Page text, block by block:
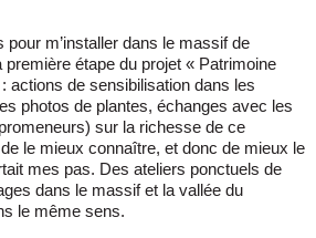
pour m’installer dans le massif de
première étape du projet « Patrimoine
actions de sensibilisation dans les
photos de plantes, échanges avec les
sur la richesse de ce
le mieux connaître, et donc de mieux le
mes pas. Des ateliers ponctuels de
dans le massif et la vallée du
le même sens.